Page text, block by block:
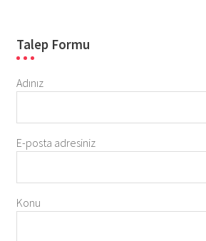
Talep Formu
Adınız
E-posta adresiniz
Konu